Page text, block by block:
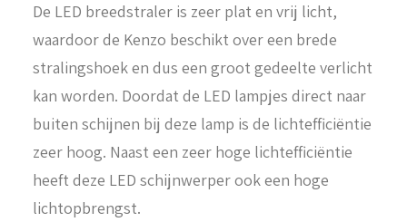
De LED breedstraler is zeer plat en vrij licht,
waardoor de Kenzo beschikt over een brede
stralingshoek en dus een groot gedeelte verlicht
kan worden. Doordat de LED lampjes direct naar
buiten schijnen bij deze lamp is de lichtefficiëntie
zeer hoog. Naast een zeer hoge lichtefficiëntie
heeft deze LED schijnwerper ook een hoge
lichtopbrengst.